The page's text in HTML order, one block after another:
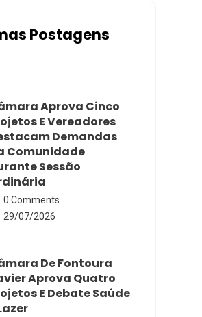
Postagens
Aprova Cinco
E Vereadores
Demandas
Comunidade
Sessão
0 Comments
29/07/2026
De Fontoura
Aprova Quatro
E Debate Saúde